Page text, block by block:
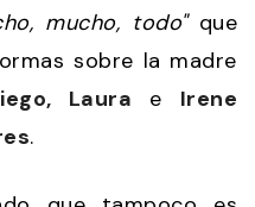
mucho, todo"que
sobre la madre
Laura e Irene
.